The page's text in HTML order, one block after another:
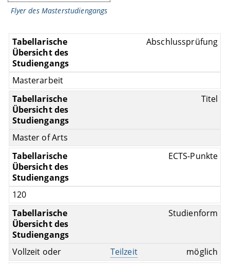
Flyer des Masterstudiengangs
Abschlussprüfung
Masterarbeit
Titel
Master of Arts
ECTS-Punkte
120
Studienform
Vollzeit oder Teilzeit
möglich